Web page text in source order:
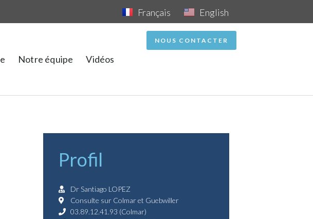
Français English
Notre équipe Vidéos
NOUS CONTACTER
Profil
Dr Santiago LOPEZ
Consulte sur Colmar et Guebwiller
03.89.12.41.93 (Colmar)